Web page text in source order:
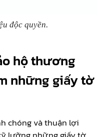
độc quyền.
hộ thương
những giấy tờ
chóng và thuận lợi